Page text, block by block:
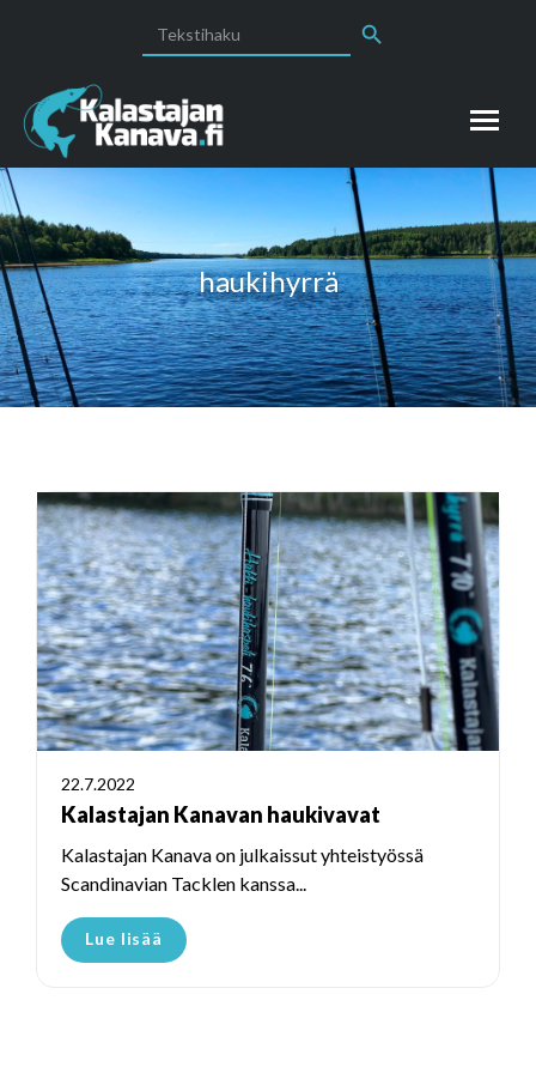
for:
haukihyrrä
22.7.2022
Kalastajan Kanavan haukivavat
Kalastajan Kanava on julkaissut yhteistyössä
Scandinavian Tacklen kanssa...
Lue lisää